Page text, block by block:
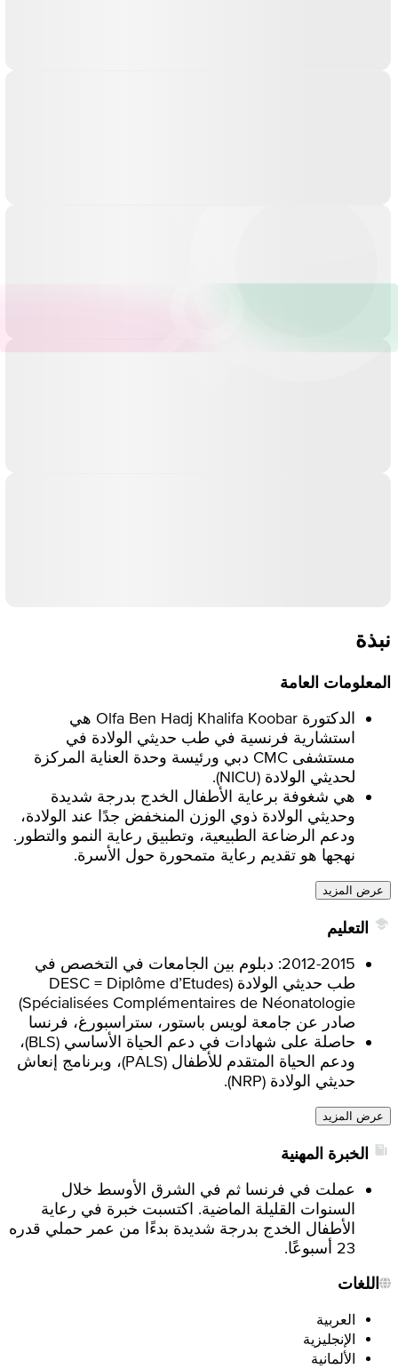
نبذة
المعلومات العامة
الدكتورة Olfa Ben Hadj Khalifa Koobar هي
استشارية فرنسية في طب حديثي الولادة في
مستشفى CMC دبي ورئيسة وحدة العناية المركزة
لحديثي الولادة (NICU).
هي شغوفة برعاية الأطفال الخدج بدرجة شديدة
وحديثي الولادة ذوي الوزن المنخفض جدًا عند الولادة،
ودعم الرضاعة الطبيعية، وتطبيق رعاية النمو والتطور.
نهجها هو تقديم رعاية متمحورة حول الأسرة.
عرض المزيد
التعليم
2012-2015: دبلوم بين الجامعات في التخصص في
طب حديثي الولادة (DESC = Diplôme d’Etudes
Spécialisées Complémentaires de Néonatologie)
صادر عن جامعة لويس باستور، ستراسبورغ، فرنسا
حاصلة على شهادات في دعم الحياة الأساسي (BLS)،
ودعم الحياة المتقدم للأطفال (PALS)، وبرنامج إنعاش
حديثي الولادة (NRP).
عرض المزيد
الخبرة المهنية
عملت في فرنسا ثم في الشرق الأوسط خلال
السنوات القليلة الماضية. اكتسبت خبرة في رعاية
الأطفال الخدج بدرجة شديدة بدءًا من عمر حملي قدره
23 أسبوعًا.
اللغات
العربية
الإنجليزية
الألمانية